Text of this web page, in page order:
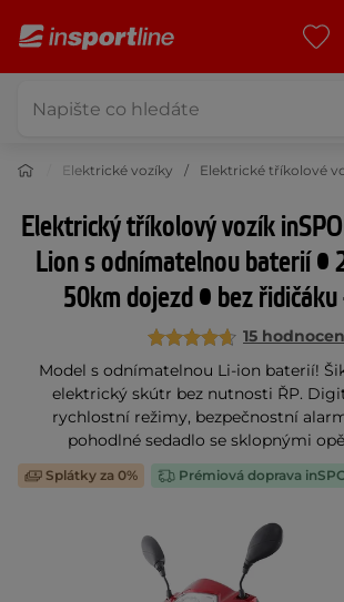
Elektrické vozíky Elektrické tříkolové
Elektrický tříkolový vozík
Lion s odnímatelnou baterií •
50km dojezd • bez řidičáku
15
Model s odnímatelnou Li-ion baterií!
elektrický skútr bez nutnosti ŘP.
rychlostní režimy, bezpečnostní
pohodlné sedadlo se sklopnými
Splátky za 0% Prémiová doprava